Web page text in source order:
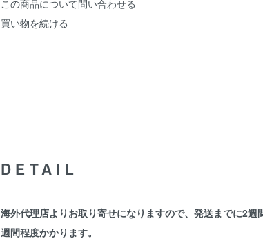
この商品について問い合わせる
買い物を続ける
DETAIL
海外代理店よりお取り寄せになりますので、発送までに2週
週間程度かかります。